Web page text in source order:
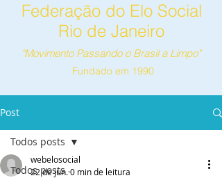
Federação do Elo Social
Rio de Janeiro
"Movimento Passando o Brasil a Limpo"
Fundado em 1990
Post
Todos posts
Todos posts
webelosocial
22 de jun.0 min de leitura